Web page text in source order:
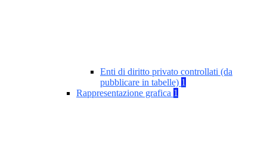
Enti di diritto privato controllati (da
pubblicare in tabelle) 1
Rappresentazione grafica 1